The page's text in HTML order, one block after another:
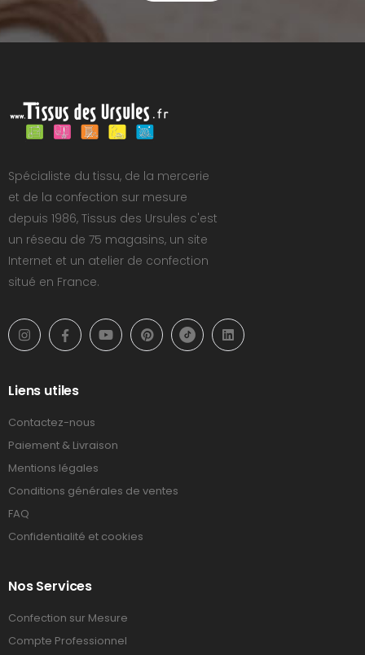
Spécialiste du tissu, de la mercerie
et de la confection sur mesure
depuis 1986, Tissus des Ursules c'est
un réseau de 75 magasins, un site
Internet et un atelier de confection
situé en France.
Liens utiles
Contactez-nous
Paiement & Livraison
Mentions légales
Conditions générales de ventes
FAQ
Confidentialité et cookies
Nos Services
Confection sur Mesure
Compte Professionnel